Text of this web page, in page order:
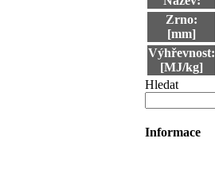
Zrno:
[mm]
Výhřevnost:
[MJ/kg]
Hledat
Informace